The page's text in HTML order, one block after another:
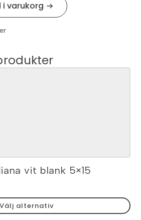
i varukorg
vit blank 5×15
Välj alternativ